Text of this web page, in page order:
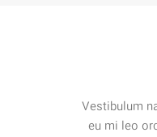
Vestibulum
eu mi leo